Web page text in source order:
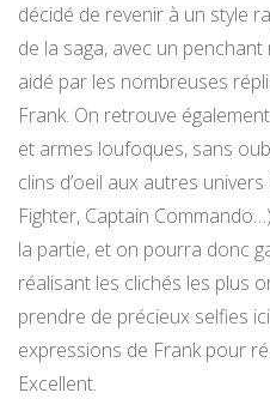
décidé de revenir à un style
de la saga, avec un
aidé par les nombreuses
Frank. On retrouve
et armes loufoques, sans
clins d’oeil aux autres
Fighter, Captain
la partie, et on pourra donc
réalisant les clichés les plus
prendre de précieux selfies
expressions de Frank pour
Excellent.